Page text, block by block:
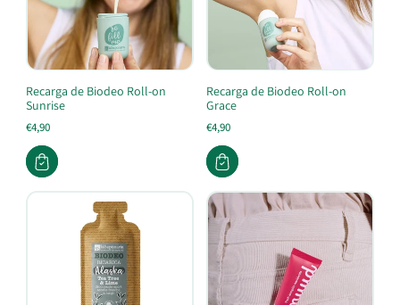
Recarga de Biodeo Roll-on
Sunrise
€4,90
Recarga de Biodeo Roll-on
Grace
€4,90